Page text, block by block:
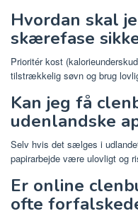
Hvordan skal
skærefase
Prioritér kost
tilstrækkelig søvn og brug
Kan jeg få
udenlandske
Selv hvis det sælges i
papirarbejde være ulovligt og
Er online
ofte